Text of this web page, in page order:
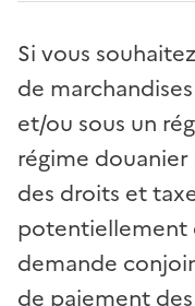
Si vous
de
et/ou sous un
régime
des droits et
potentiellement
demande
de paiement